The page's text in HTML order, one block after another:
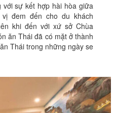
sự kết hợp hài hòa giữa
đem đến cho du khách
khi đến với xứ sở Chùa
ăn Thái đã có mặt ở thành
Thái trong những ngày se